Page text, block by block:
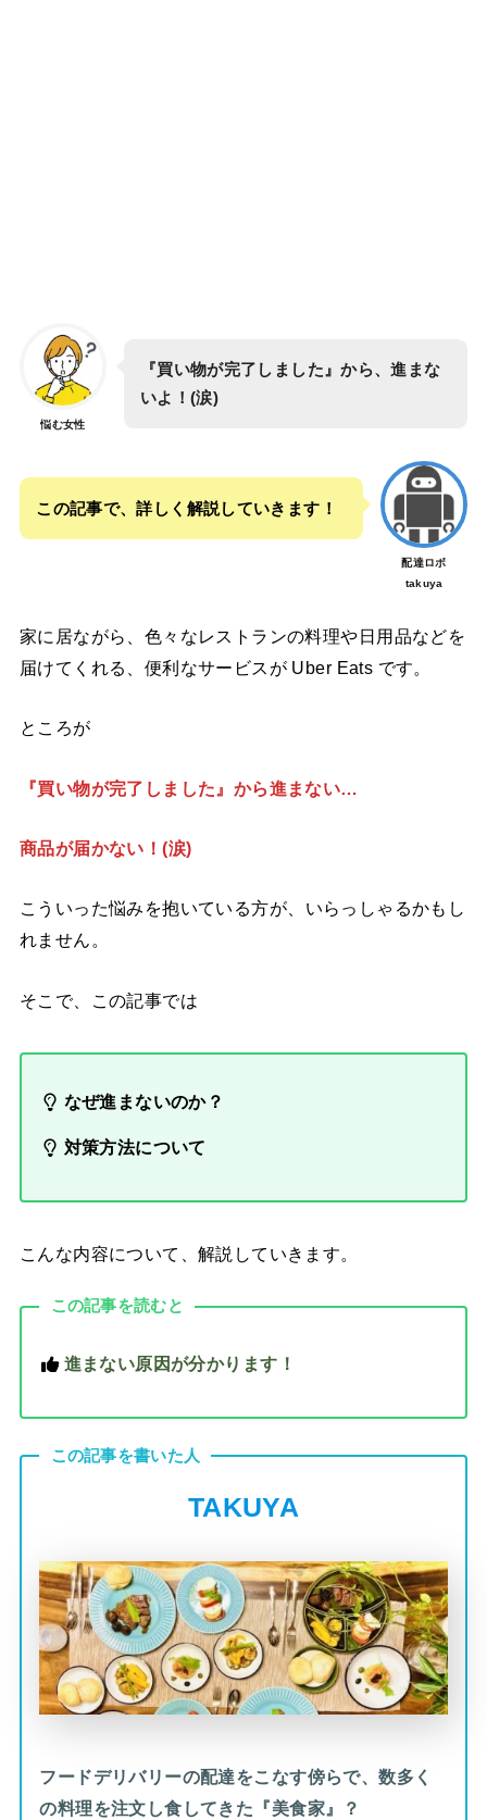
悩む女性
『買い物が完了しました』から、進まな
いよ！(涙)
配達ロボ
takuya
この記事で、詳しく解説していきます！
家に居ながら、色々なレストランの料理や日用品などを
届けてくれる、便利なサービスが Uber Eats です。
ところが
『買い物が完了しました』から進まない…
商品が届かない！(涙)
こういっ た悩みを抱いている方が、いらっしゃるかもし
れません。
そこで、この記事では
なぜ進まないのか？
対策方法について
こんな内容について、解説していきます。
この記事を読むと
進まない原因が分かります！
この記事を書いた人
TAKUYA
フードデリバリーの配達をこなす傍らで、数多く
の料理を注文し食してきた『美食家』？